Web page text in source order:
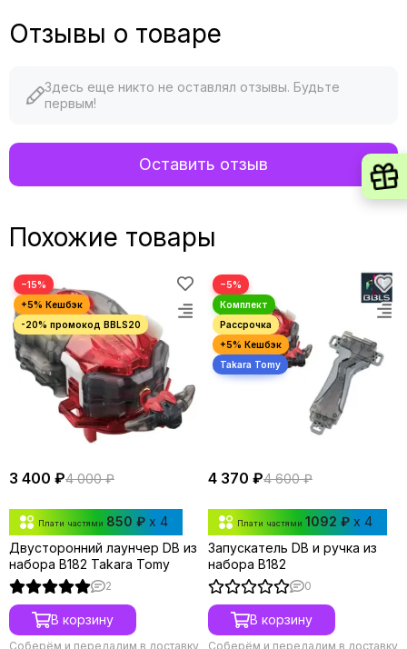
Отзывы о товаре
Здесь еще никто не оставлял отзывы. Будьте
первым!
Оставить отзыв
Похожие товары
−15%
3 400 ₽4 000 ₽
Плати частями 850 ₽ x 4
Двусторонний лаунчер DB из
набора B182 Takara Tomy
2
В корзину
Соберём и передадим в доставку
−5%
4 370 ₽4 600 ₽
Плати частями 1092 ₽ x 4
Запускатель DB и ручка из
набора B182
0
В корзину
Соберём и передадим в доставку